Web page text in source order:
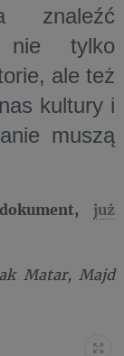
znaleźć
nie tylko
ale też
kultury i
muszą
już
Matar, Majd